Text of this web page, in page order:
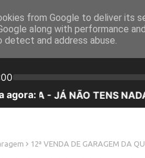
INICÍO SOBRE NÓS EQUIPA
12ª VENDA DE GARAGEM DA
from Google to deliver its
along with performance
and address abuse.